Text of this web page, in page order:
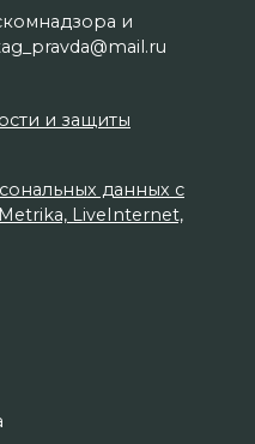
и
и защиты
данных с
LiveInternet,